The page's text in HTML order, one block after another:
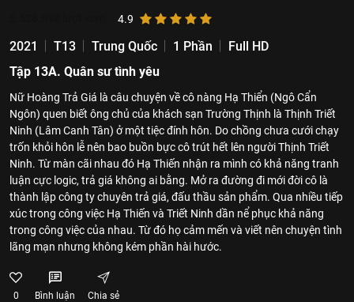
4.9
2021 T13 Trung Quốc 1 Phần
Full HD
Tập 13A. Quân sư tình yêu
Nữ Hoàng Trả Giá là câu chuyện về cô nàng Hạ Thiển (Ngô Cẩn
Ngôn) quen biết ông chủ của khách sạn Trường Thịnh là Thịnh Triết
Ninh (Lâm Canh Tân) ở một tiệc đính hôn. Do chồng chưa cưới chạy
trốn khỏi hôn lễ nên bao buồn bực cô trút hết lên người Thịnh Triết
Ninh. Từ màn cãi nhau đó Hạ Thiến nhận ra mình có khả năng tranh
luận cực logic, trả giá không ai bằng. Mở ra đường đi mới đời cô là
thành lập công ty chuyên trả giá, đấu thầu sản phẩm. Qua nhiều tiếp
xúc trong công việc Hạ Thiến và Triết Ninh dần nể phục khả năng
trong công việc của nhau. Từ đó họ cảm mến và viết nên chuyện tình
lãng mạn nhưng không kém phần hài hước.
0 Bình luận Chia sẻ